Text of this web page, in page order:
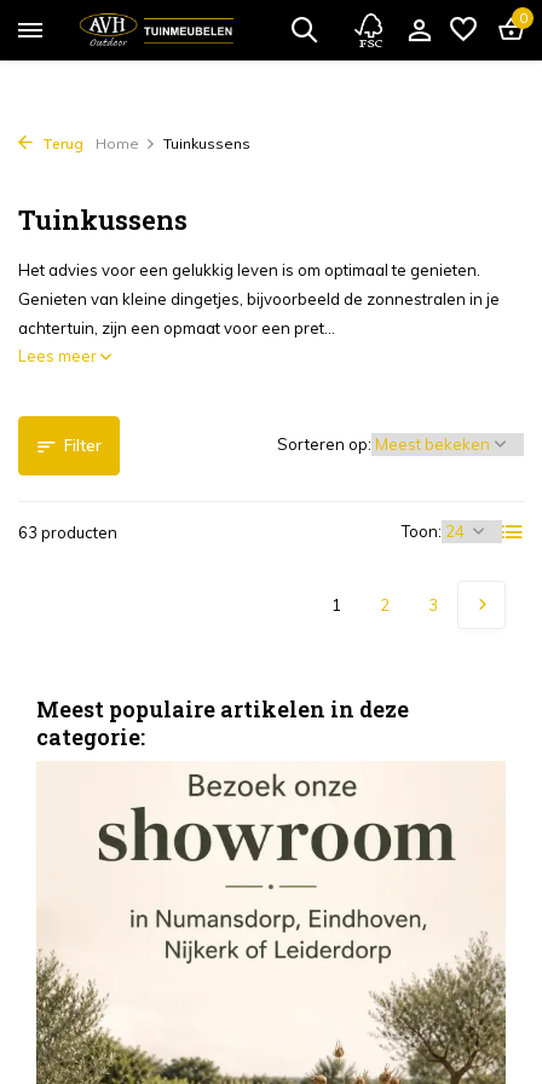
0
Terug Home Tuinkussens
Tuinkussens
Het advies voor een gelukkig leven is om optimaal te genieten.
Genieten van kleine dingetjes, bijvoorbeeld de zonnestralen in je
achtertuin, zijn een opmaat voor een pret...
Lees meer
Filter
63 producten Toon:
Sorteren op:
1 2 3
Meest populaire artikelen in deze
categorie: